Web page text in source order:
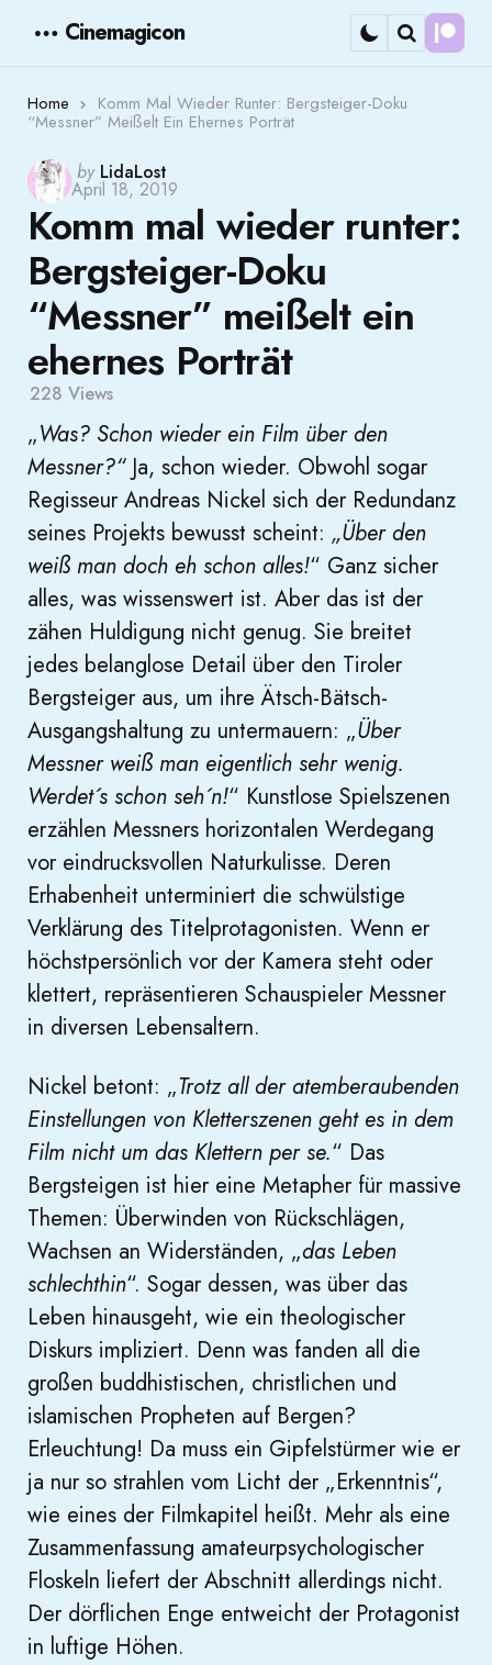
Cinemagicon
Search
Home Komm Mal Wieder Runter: Bergsteiger-Doku
“Messner” Meißelt Ein Ehernes Porträt
Posted
by
by LidaLost
April 18, 2019
Komm mal wieder runter:
Bergsteiger-Doku
“Messner” meißelt ein
ehernes Porträt
228 Views
„Was? Schon wieder ein Film über den
Messner?“ Ja, schon wieder. Obwohl sogar
Regisseur Andreas Nickel sich der Redundanz
seines Projekts bewusst scheint: „Über den
weiß man doch eh schon alles!“ Ganz sicher
alles, was wissenswert ist. Aber das ist der
zähen Huldigung nicht genug. Sie breitet
jedes belanglose Detail über den Tiroler
Bergsteiger aus, um ihre Ätsch-Bätsch-
Ausgangshaltung zu untermauern: „Über
Messner weiß man eigentlich sehr wenig.
Werdet´s schon seh´n!“ Kunstlose Spielszenen
erzählen Messners horizontalen Werdegang
vor eindrucksvollen Naturkulisse. Deren
Erhabenheit unterminiert die schwülstige
Verklärung des Titelprotagonisten. Wenn er
höchstpersönlich vor der Kamera steht oder
klettert, repräsentieren Schauspieler Messner
in diversen Lebensaltern.
Nickel betont: „Trotz all der atemberaubenden
Einstellungen von Kletterszenen geht es in dem
Film nicht um das Klettern per se.“ Das
Bergsteigen ist hier eine Metapher für massive
Themen: Überwinden von Rückschlägen,
Wachsen an Widerständen, „das Leben
schlechthin“. Sogar dessen, was über das
Leben hinausgeht, wie ein theologischer
Diskurs impliziert. Denn was fanden all die
großen buddhistischen, christlichen und
islamischen Propheten auf Bergen?
Erleuchtung! Da muss ein Gipfelstürmer wie er
ja nur so strahlen vom Licht der „Erkenntnis“,
wie eines der Filmkapitel heißt. Mehr als eine
Zusammenfassung amateurpsychologischer
Floskeln liefert der Abschnitt allerdings nicht.
Der dörflichen Enge entweicht der Protagonist
in luftige Höhen.